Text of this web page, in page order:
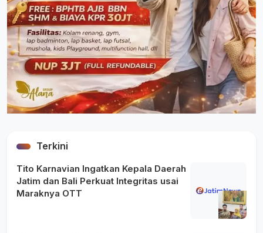
Terkini
Tito Karnavian Ingatkan Kepala Daerah
Jatim dan Bali Perkuat Integritas usai
Maraknya OTT